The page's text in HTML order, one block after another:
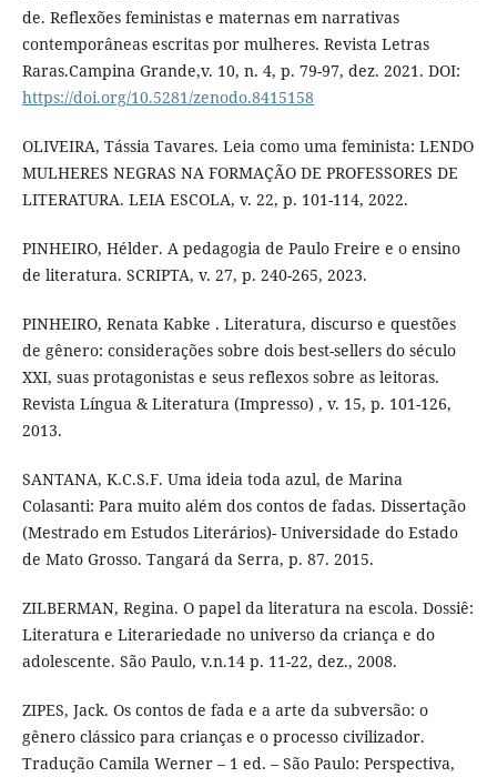
de. Reflexões feministas e maternas em narrativas
contemporâneas escritas por mulheres. Revista Letras
Raras.Campina Grande,v. 10, n. 4, p. 79-97, dez. 2021. DOI:
https://doi.org/10.5281/zenodo.8415158
OLIVEIRA, Tássia Tavares. Leia como uma feminista: LENDO
MULHERES NEGRAS NA FORMAÇÃO DE PROFESSORES DE
LITERATURA. LEIA ESCOLA, v. 22, p. 101-114, 2022.
PINHEIRO, Hélder. A pedagogia de Paulo Freire e o ensino
de literatura. SCRIPTA, v. 27, p. 240-265, 2023.
PINHEIRO, Renata Kabke . Literatura, discurso e questões
de gênero: considerações sobre dois best-sellers do século
XXI, suas protagonistas e seus reflexos sobre as leitoras.
Revista Língua & Literatura (Impresso) , v. 15, p. 101-126,
2013.
SANTANA, K.C.S.F. Uma ideia toda azul, de Marina
Colasanti: Para muito além dos contos de fadas. Dissertação
(Mestrado em Estudos Literários)- Universidade do Estado
de Mato Grosso. Tangará da Serra, p. 87. 2015.
ZILBERMAN, Regina. O papel da literatura na escola. Dossiê:
Literatura e Literariedade no universo da criança e do
adolescente. São Paulo, v.n.14 p. 11-22, dez., 2008.
ZIPES, Jack. Os contos de fada e a arte da subversão: o
gênero clássico para crianças e o processo civilizador.
Tradução Camila Werner – 1 ed. – São Paulo: Perspectiva,